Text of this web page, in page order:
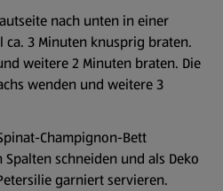
nach unten in einer
ca. 3 Minuten knusprig braten.
weitere 2 Minuten braten. Die
wenden und weitere 3
Champignon-Bett
schneiden und als Deko
garniert servieren.